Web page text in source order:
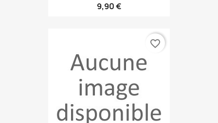
9,90 €
favorite_border